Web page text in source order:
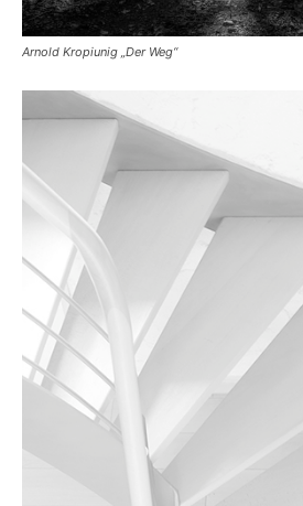
Arnold Kropiunig „Der Weg“